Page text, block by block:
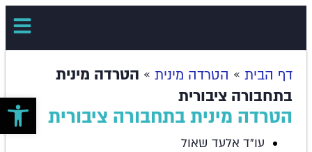
דף הבית » הטרדה מינית » הטרדה מינית
בתחבורה ציבורית
הטרדה מינית בתחבורה ציבורית
עו"ד אלעד שאול
פתח